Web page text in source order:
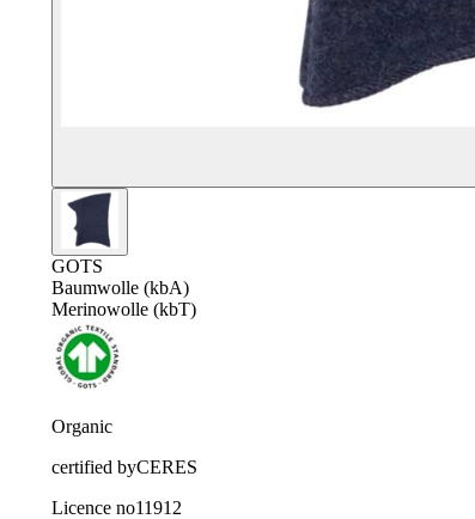
GOTS
Baumwolle (kbA)
Merinowolle (kbT)
Organic
certified byCERES
Licence no11912